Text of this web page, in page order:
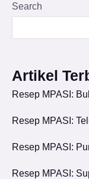
Search
Artikel
Resep MPASI:
Resep MPASI:
Resep MPASI:
Resep MPASI: